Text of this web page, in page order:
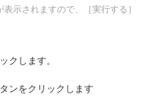
示されますので、［実行する］
クします。